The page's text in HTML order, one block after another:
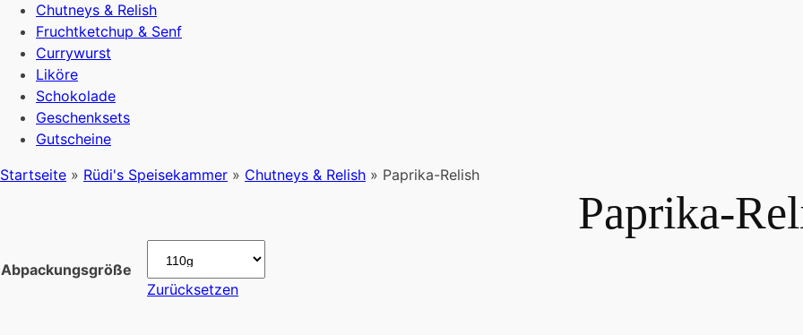
Chutneys & Relish
Fruchtketchup & Senf
Currywurst
Liköre
Schokolade
Geschenksets
Gutscheine
Startseite » Rüdi's Speisekammer » Chutneys & Relish » Paprika-Relish
Paprika-
Abpackungsgröße
Zurücksetzen